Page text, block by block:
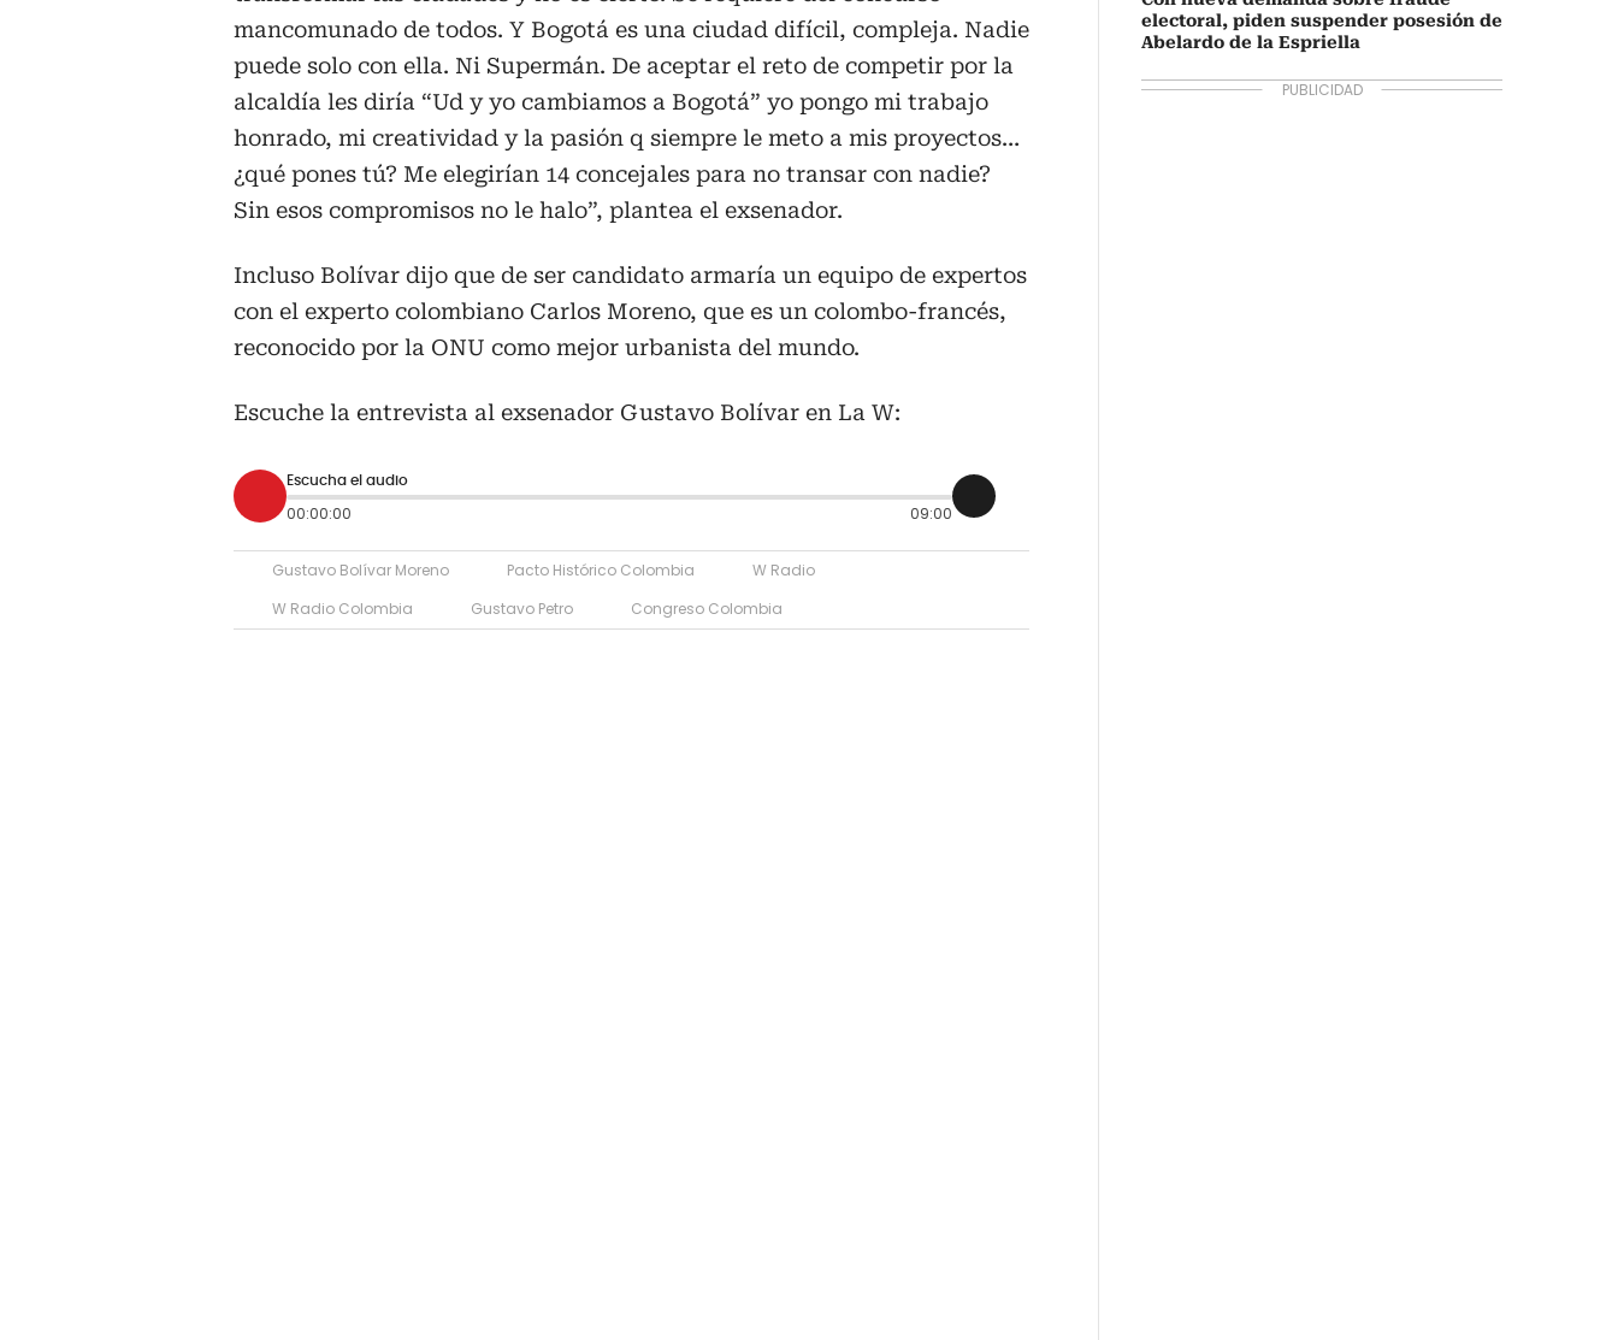
mancomunado de todos. Y Bogotá es una ciudad difícil, compleja. Nadie
puede solo con ella. Ni Supermán. De aceptar el reto de competir por la
alcaldía les diría “Ud y yo cambiamos a Bogotá” yo pongo mi trabajo
honrado, mi creatividad y la pasión q siempre le meto a mis proyectos…
¿qué pones tú? Me elegirían 14 concejales para no transar con nadie?
Sin esos compromisos no le halo”, plantea el exsenador.
Incluso Bolívar dijo que de ser candidato armaría un equipo de expertos
con el experto colombiano Carlos Moreno, que es un colombo-francés,
reconocido por la ONU como mejor urbanista del mundo.
Escuche la entrevista al exsenador Gustavo Bolívar en La W:
Escucha el audio
00:00:00 09:00
Gustavo Bolívar Moreno Pacto Histórico Colombia
W Radio
W Radio Colombia
Gustavo Petro Congreso Colombia
electoral, piden suspender posesión de
Abelardo de la Espriella